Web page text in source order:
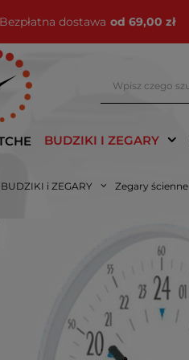
Bezpłatna dostawa od 69,00 zł
BUDZIKI I ZEGARY
BUDZIKI i ZEGARY Zegary ścienne